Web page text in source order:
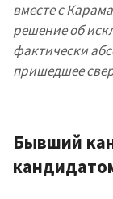
вместе с
решение об
фактически
пришедшее
Бывший